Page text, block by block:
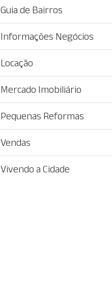
Guia de Bairros
Informações Negócios
Locação
Mercado Imobiliário
Pequenas Reformas
Vendas
Vivendo a Cidade